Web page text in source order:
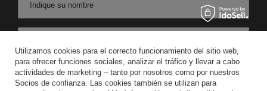
Indique su nombre
Acepto el tratamiento de mis datos personales para los fines y en el ámbito del servicio Newsletter en el
Utilizamos cookies para el correcto funcionamiento del sitio web,
para ofrecer funciones sociales, analizar el tráfico y llevar a cabo
actividades de marketing – tanto por nosotros como por nuestros
Socios de confianza. Las cookies también se utilizan para